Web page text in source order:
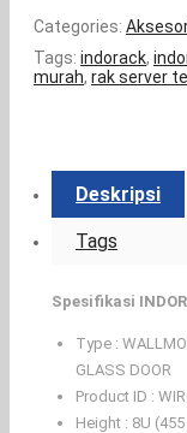
Categories:
Tags: indorack,
murah, rak server
Deskripsi
Tags
Spesifikasi
Type :
GLASS DOOR
Product ID :
Height : 8U